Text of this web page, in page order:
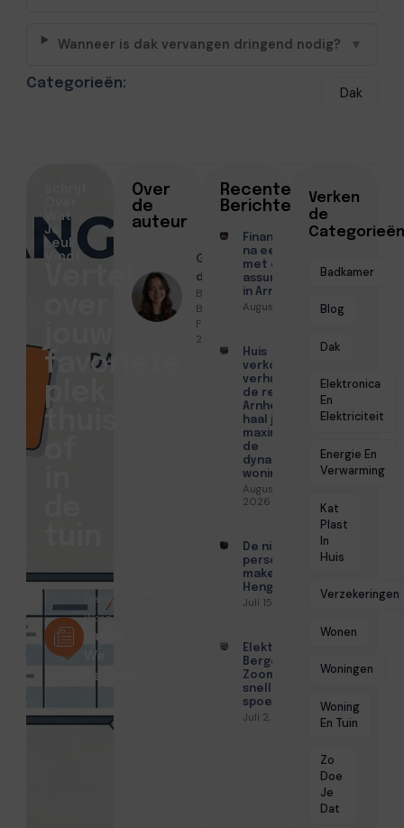
Wanneer is dak vervangen dringend nodig? ▼
Categorieën:
Dak
Over
de
auteur
Geschreven
door
Benthe
Bakker ●
Februari 17,
2026
Recente
Berichten
Financiën regelen
na een scheiding
met een
assurantiekantoor
in Arnhem
Augustus 7, 2026
Huis
verkopen of
verhuren in
de regio
Arnhem? Zo
haal je het
maximale uit
de
dynamische
woningmarkt
Augustus 4,
2026
De nieuwe
persoonlijke
makelaar in
Hengelo
Juli 15, 2026
Elektricien
Bergen op
Zoom met
snelle
spoedhulp
Juli 2, 2026
Verken
de
Categorieën
Badkamer
Blog
Dak
Elektronica
En
Elektriciteit
Energie En
Verwarming
Kat
Plast
In
Huis
Verzekeringen
Wonen
Woningen
Woning
En Tuin
Zo
Doe
Je
Dat
Wat
Je
Leuk
Vindt
favoriete
plek
thuis
Gastschrijver
Worden?
Laten
We
Beginnen